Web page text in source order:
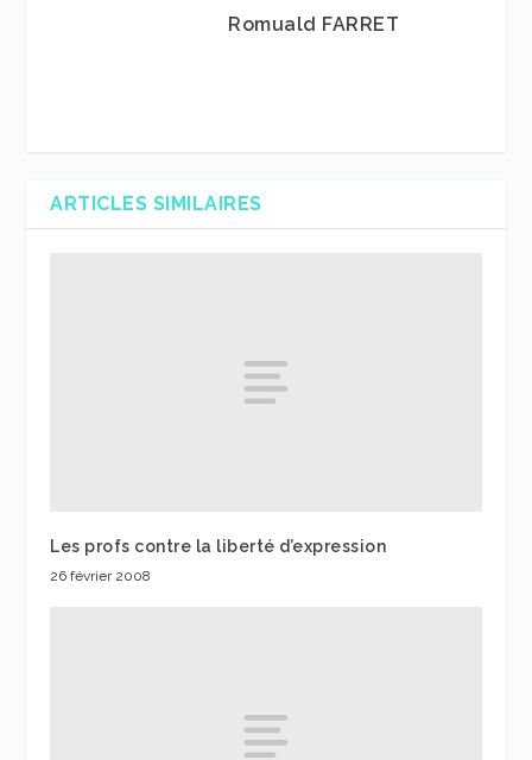
Romuald FARRET
ARTICLES SIMILAIRES
Les profs contre la liberté d’expression
26 février 2008